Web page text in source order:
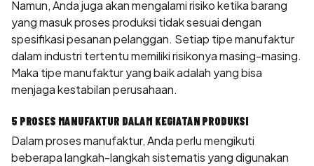
Namun, Anda juga akan mengalami risiko ketika barang
yang masuk proses produksi tidak sesuai dengan
spesifikasi pesanan pelanggan. Setiap tipe manufaktur
dalam industri tertentu memiliki risikonya masing-masing.
Maka tipe manufaktur yang baik adalah yang bisa
menjaga kestabilan perusahaan.
5 PROSES MANUFAKTUR DALAM KEGIATAN PRODUKSI
Dalam proses manufaktur, Anda perlu mengikuti
beberapa langkah-langkah sistematis yang digunakan